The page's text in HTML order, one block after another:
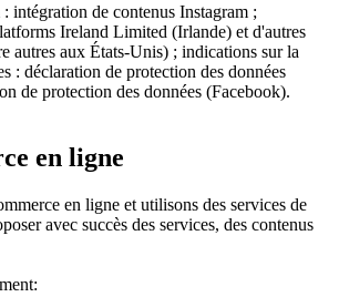
intégration de contenus Instagram ;
Ireland Limited (Irlande) et d'autres
autres aux États-Unis) ; indications sur la
: déclaration de protection des données
de protection des données (Facebook).
en ligne
en ligne et utilisons des services de
avec succès des services, des contenus